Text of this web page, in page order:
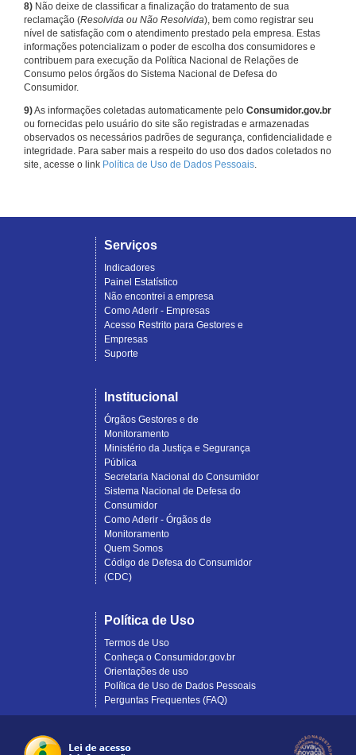
8) Não deixe de classificar a finalização do tratamento de sua
reclamação (Resolvida ou Não Resolvida), bem como registrar seu
nível de satisfação com o atendimento prestado pela empresa. Estas
informações potencializam o poder de escolha dos consumidores e
contribuem para execução da Política Nacional de Relações de
Consumo pelos órgãos do Sistema Nacional de Defesa do
Consumidor.
9)As informações coletadas automaticamente pelo Consumidor.gov.br
ou fornecidas pelo usuário do site são registradas e armazenadas
observados os necessários padrões de segurança, confidencialidade e
integridade. Para saber mais a respeito do uso dos dados coletados no
site, acesse o link Política de Uso de Dados Pessoais.
Serviços
Indicadores
Painel Estatístico
Não encontrei a empresa
Como Aderir - Empresas
Acesso Restrito para Gestores e
Empresas
Suporte
Institucional
Órgãos Gestores e de
Monitoramento
Ministério da Justiça e Segurança
Pública
Secretaria Nacional do Consumidor
Sistema Nacional de Defesa do
Consumidor
Como Aderir - Órgãos de
Monitoramento
Quem Somos
Código de Defesa do Consumidor
(CDC)
Política de Uso
Termos de Uso
Conheça o Consumidor.gov.br
Orientações de uso
Política de Uso de Dados Pessoais
Perguntas Frequentes (FAQ)